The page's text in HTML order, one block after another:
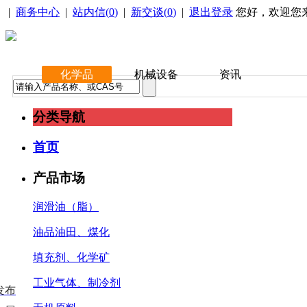
| 商务中心 | 站内信(0) | 新交谈(0) | 退出登录 您好，欢迎您
化学品 机械设备 资讯
分类导航
首页
产品市场
润滑油（脂）
油品油田、煤化
填充剂、化学矿
工业气体、制冷剂
布